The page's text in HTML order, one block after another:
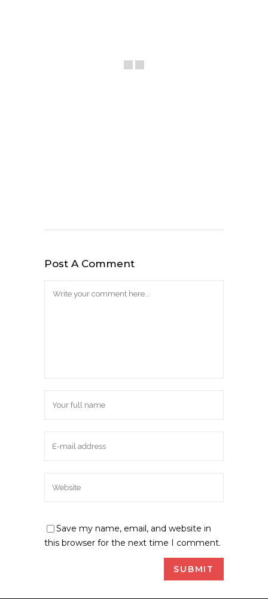
Post A Comment
Save my name, email, and website in
this browser for the next time I comment.